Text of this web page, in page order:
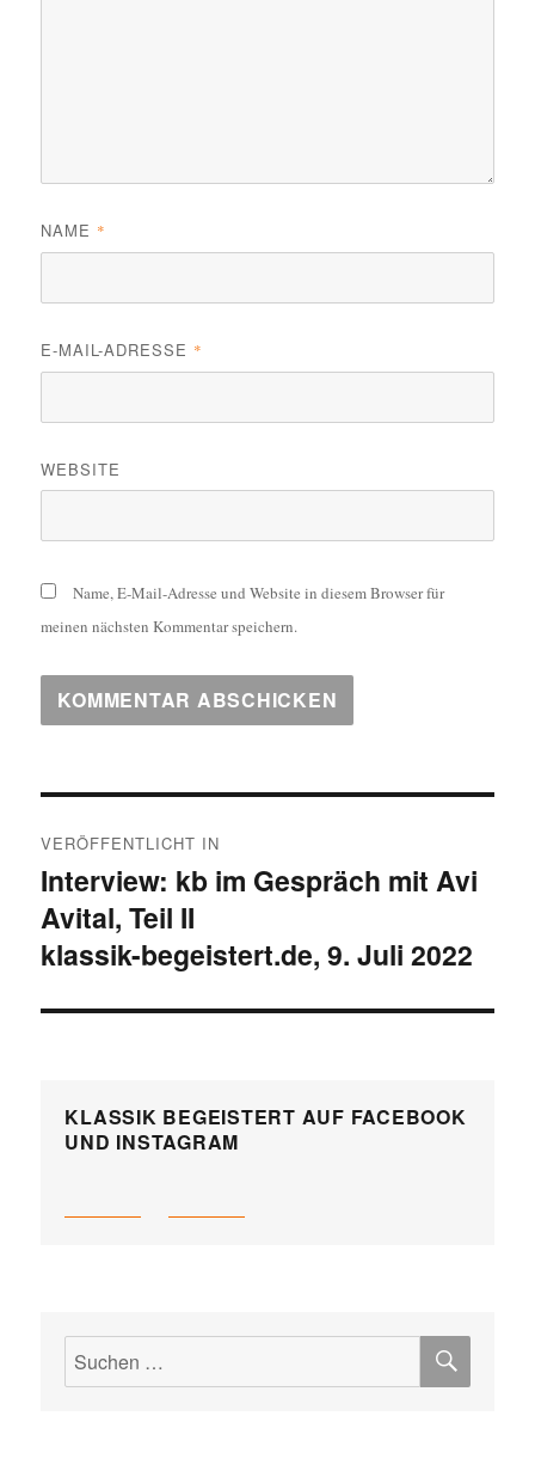
NAME *
E-MAIL-ADRESSE *
WEBSITE
Name, E-Mail-Adresse und Website in diesem Browser für
meinen nächsten Kommentar speichern.
VERÖFFENTLICHT IN
Interview: kb im Gespräch mit Avi
Avital, Teil II
klassik-begeistert.de, 9. Juli 2022
KLASSIK BEGEISTERT AUF FACEBOOK
UND INSTAGRAM
Suchen
nach: